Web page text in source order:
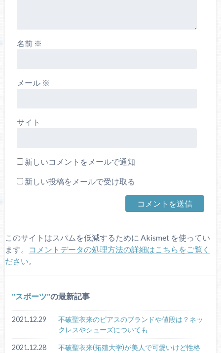
名前 ※
メール ※
サイト
新しいコメントをメールで通知
新しい投稿をメールで受け取る
このサイトはスパムを低減するために Akismet を使ってい
ます。
コメントデータの処理方法の詳細はこちらをご覧く
ださい
スポーツ の最新記事
2021.12.29
不破聖衣来のピアスのブランドや値段は？ネッ
クレスやシューズについても
2021.12.28
不破聖衣来(拓殖大学)が美人で可愛いけど性格